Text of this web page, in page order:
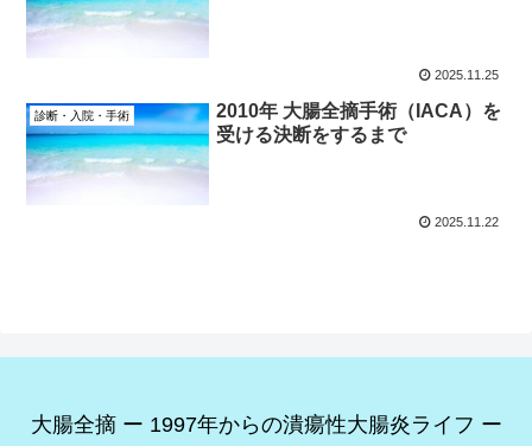
2025.11.25
診断・入院・手術
2010年 大腸全摘手術（IACA）を
受ける決断をするまで
2025.11.22
大腸全摘 ー 1997年からの潰瘍性大腸炎ライフ ー